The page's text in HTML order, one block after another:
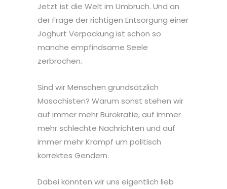
Jetzt ist die Welt im Umbruch. Und an
der Frage der richtigen Entsorgung einer
Joghurt Verpackung ist schon so
manche empfindsame Seele
zerbrochen.
Sind wir Menschen grundsätzlich
Masochisten? Warum sonst stehen wir
auf immer mehr Bürokratie, auf immer
mehr schlechte Nachrichten und auf
immer mehr Krampf um politisch
korrektes Gendern.
Dabei könnten wir uns eigentlich lieb